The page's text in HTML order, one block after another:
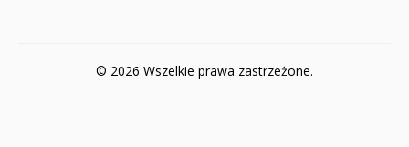
© 2026 Wszelkie prawa zastrzeżone.